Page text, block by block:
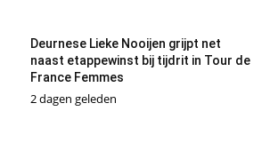
Deurnese Lieke Nooijen grijpt net
naast etappewinst bij tijdrit in Tour de
France Femmes
2 dagen geleden